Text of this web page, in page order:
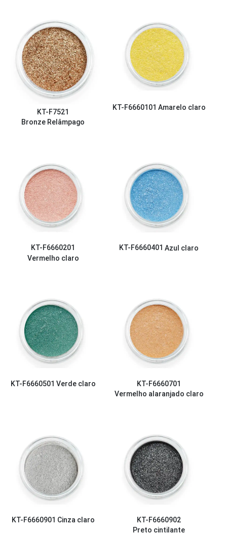
KT-F7521
Bronze Relâmpago
KT-F6660101 Amarelo claro
KT-F6660201
Vermelho claro
KT-F6660401 Azul claro
KT-F6660501 Verde claro
KT-F6660701
Vermelho alaranjado claro
KT-F6660901 Cinza claro
KT-F6660902
Preto cintilante